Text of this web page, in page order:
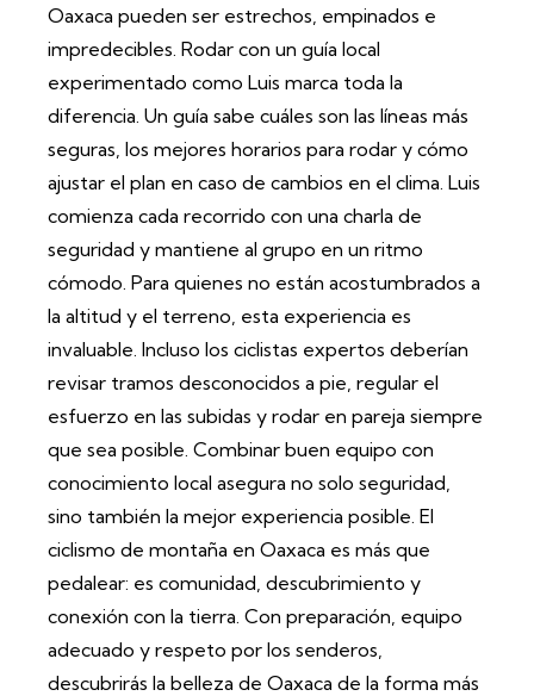
Oaxaca pueden ser estrechos, empinados e
impredecibles. Rodar con un guía local
experimentado como Luis marca toda la
diferencia. Un guía sabe cuáles son las líneas más
seguras, los mejores horarios para rodar y cómo
ajustar el plan en caso de cambios en el clima. Luis
comienza cada recorrido con una charla de
seguridad y mantiene al grupo en un ritmo
cómodo. Para quienes no están acostumbrados a
la altitud y el terreno, esta experiencia es
invaluable. Incluso los ciclistas expertos deberían
revisar tramos desconocidos a pie, regular el
esfuerzo en las subidas y rodar en pareja siempre
que sea posible. Combinar buen equipo con
conocimiento local asegura no solo seguridad,
sino también la mejor experiencia posible. El
ciclismo de montaña en Oaxaca es más que
pedalear: es comunidad, descubrimiento y
conexión con la tierra. Con preparación, equipo
adecuado y respeto por los senderos,
descubrirás la belleza de Oaxaca de la forma más